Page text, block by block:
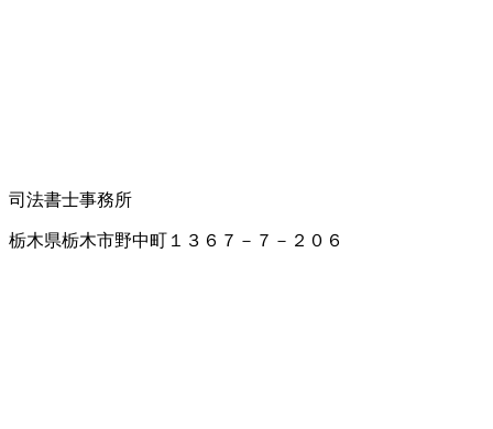
司法書士事務所
栃木県栃木市野中町１３６７－７－２０６